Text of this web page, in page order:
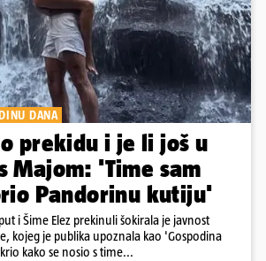
DANA
o prekidu i je li još u
Majom: 'Time sam
Pandorinu kutiju'
i Šime Elez prekinuli šokirala je javnost
kojeg je publika upoznala kao 'Gospodina
kako se nosio s time...